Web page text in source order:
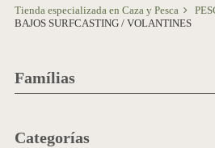
Tienda especializada en Caza y Pesca
BAJOS SURFCASTING / VOLANTINES
Famílias
Categorías